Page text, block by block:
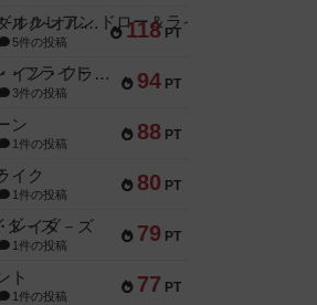
118 PT
ジャンヌ・ダルク-オルレアン ドロー＆ライト
5件の投稿
94 PT
ファースト・イン・フライト
3件の投稿
88 PT
ン
1件の投稿
80 PT
イク
1件の投稿
79 PT
レイダ－ズ
1件の投稿
77 PT
ト
1件の投稿